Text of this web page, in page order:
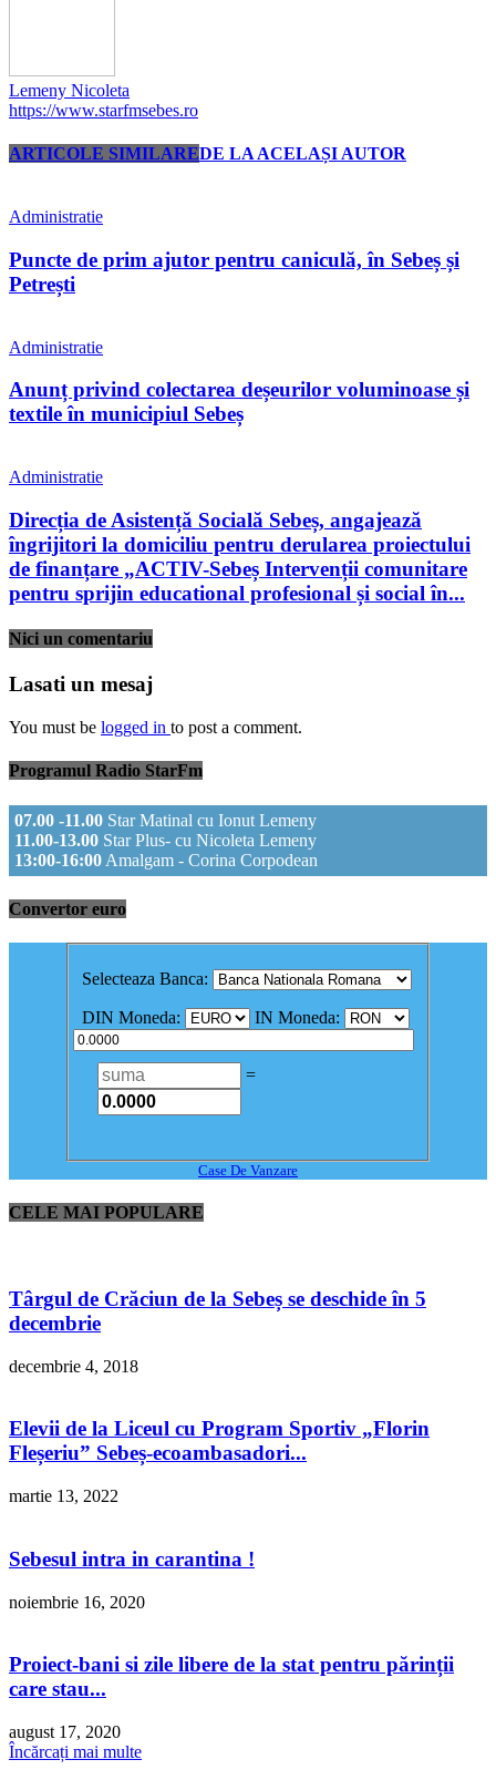
Lemeny Nicoleta
https://www.starfmsebes.ro
ARTICOLE SIMILAREDE LA ACELAȘI AUTOR
Administratie
Puncte de prim ajutor pentru caniculă, în Sebeș și
Petrești
Administratie
Anunț privind colectarea deșeurilor voluminoase și
textile în municipiul Sebeș
Administratie
Direcția de Asistență Socială Sebeș, angajează
îngrijitori la domiciliu pentru derularea proiectului
de finanțare „ACTIV-Sebeș Intervenții comunitare
pentru sprijin educational profesional și social în...
Nici un comentariu
Lasati un mesaj
You must be logged in to post a comment.
Programul Radio StarFm
07.00 -11.00 Star Matinal cu Ionut Lemeny
11.00-13.00 Star Plus- cu Nicoleta Lemeny
13:00-16:00 Amalgam - Corina Corpodean
Convertor euro
Selecteaza Banca:
DIN Moneda: IN Moneda:
=
Case De Vanzare
CELE MAI POPULARE
Târgul de Crăciun de la Sebeș se deschide în 5
decembrie
decembrie 4, 2018
Elevii de la Liceul cu Program Sportiv „Florin
Fleșeriu” Sebeș-ecoambasadori...
martie 13, 2022
Sebesul intra in carantina !
noiembrie 16, 2020
Proiect-bani si zile libere de la stat pentru părinții
care stau...
august 17, 2020
Încărcați mai multe